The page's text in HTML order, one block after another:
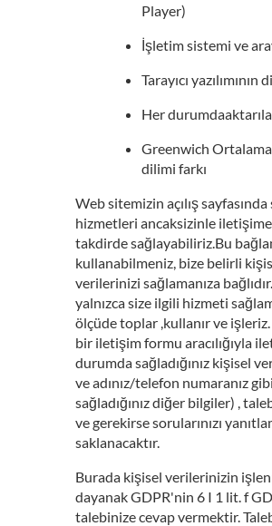
Player)
İşletim sistemi ve
Tarayıcı
Her
Greenwich
dilimi farkı
Web sitemizin açılış sayfasında
hizmetleri ancaksizinle
takdirde sağlayabiliriz.Bu
kullanabilmeniz, bize belirli
verilerinizi sağlamanıza
yalnızca size ilgili hizmeti
ölçüde toplar ,kullanır ve
bir iletişim formu aracılığıyla
durumda sağladığınız kişisel
ve adınız/telefon numaranız
sağladığınız diğer bilgiler) ,
ve gerekirse sorularınızı
saklanacaktır.
Burada kişisel verilerinizin
dayanak GDPR'nin 6 I 1 lit. f
talebinize cevap vermektir.